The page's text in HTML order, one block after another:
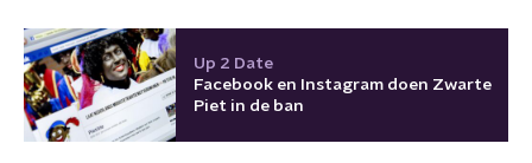
Up 2 Date
Facebook en Instagram doen Zwarte
Piet in de ban